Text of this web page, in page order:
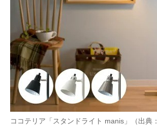
ココテリア「スタンドライト manis」（出典：